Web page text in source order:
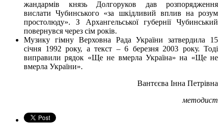
жандармів князь Долгоруков дав розпорядження
вислати Чубинського «за шкідливий вплив на розум
простолюду». З Архангельської губернії Чубинський
повернувся через сім років.
Музику гімну Верховна Рада України затвердила 15
січня 1992 року, а текст – 6 березня 2003 року. Тоді
виправили рядок «Ще не вмерла Україна» на «Ще не
вмерла України».
Вантєєва Інна Петрівна
методист